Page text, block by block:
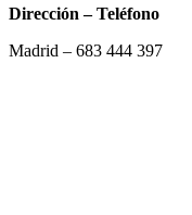
Dirección – Teléfono
Madrid – 683 444 397